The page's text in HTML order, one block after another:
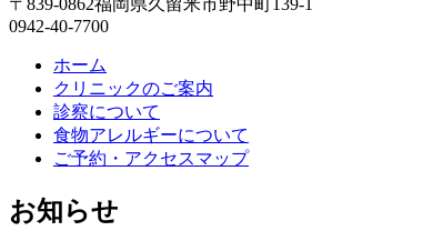
0942-40-7700
ホーム
クリニックのご案内
診察について
食物アレルギーについて
ご予約・アクセスマップ
お知らせ